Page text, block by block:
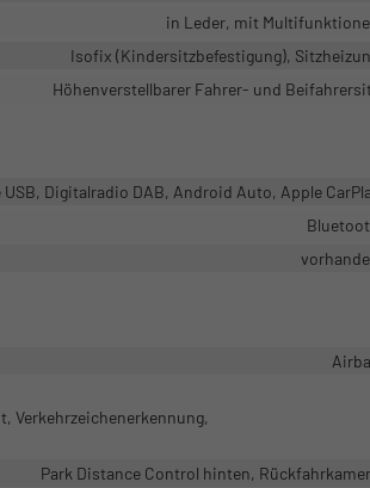
in Leder, mit
Isofix (Kindersitzbefestigung),
Höhenverstellbarer Fahrer- und
Digitalradio DAB, Android Auto, Apple
Verkehrzeichenerkennung,
Park Distance Control hinten,